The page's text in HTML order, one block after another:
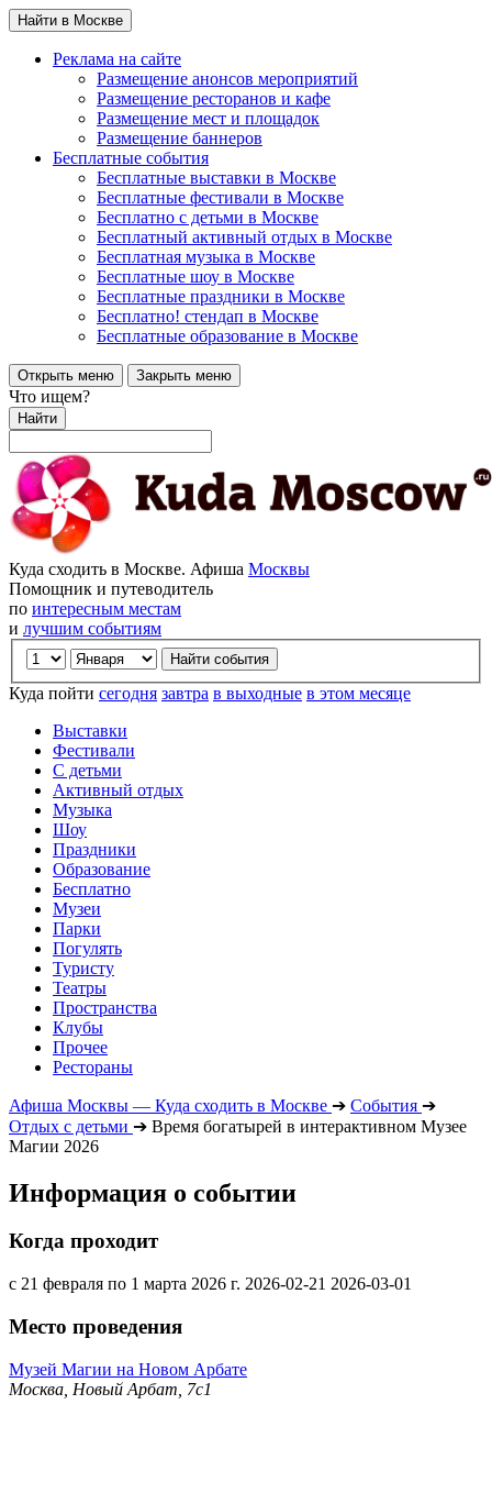
Найти в Москве
Реклама на сайте
Размещение анонсов мероприятий
Размещение ресторанов и кафе
Размещение мест и площадок
Размещение баннеров
Бесплатные события
Бесплатные выставки в Москве
Бесплатные фестивали в Москве
Бесплатно с детьми в Москве
Бесплатный активный отдых в Москве
Бесплатная музыка в Москве
Бесплатные шоу в Москве
Бесплатные праздники в Москве
Бесплатно! стендап в Москве
Бесплатные образование в Москве
Открыть меню Закрыть меню
Что ищем?
Найти
Куда сходить в Москве. Афиша Москвы
Помощник и путеводитель
по интересным местам
и лучшим событиям
Куда пойти сегодня завтра в выходные в этом месяце
Выставки
Фестивали
С детьми
Активный отдых
Музыка
Шоу
Праздники
Образование
Бесплатно
Музеи
Парки
Погулять
Туристу
Театры
Пространства
Клубы
Прочее
Рестораны
Афиша Москвы — Куда сходить в Москве ➔ События ➔
Отдых с детьми ➔ Время богатырей в интерактивном Музее
Магии 2026
Информация о событии
Когда проходит
с 21 февраля по 1 марта 2026 г. 2026-02-21 2026-03-01
Место проведения
Музей Магии на Новом Арбате
Москва, Новый Арбат, 7с1